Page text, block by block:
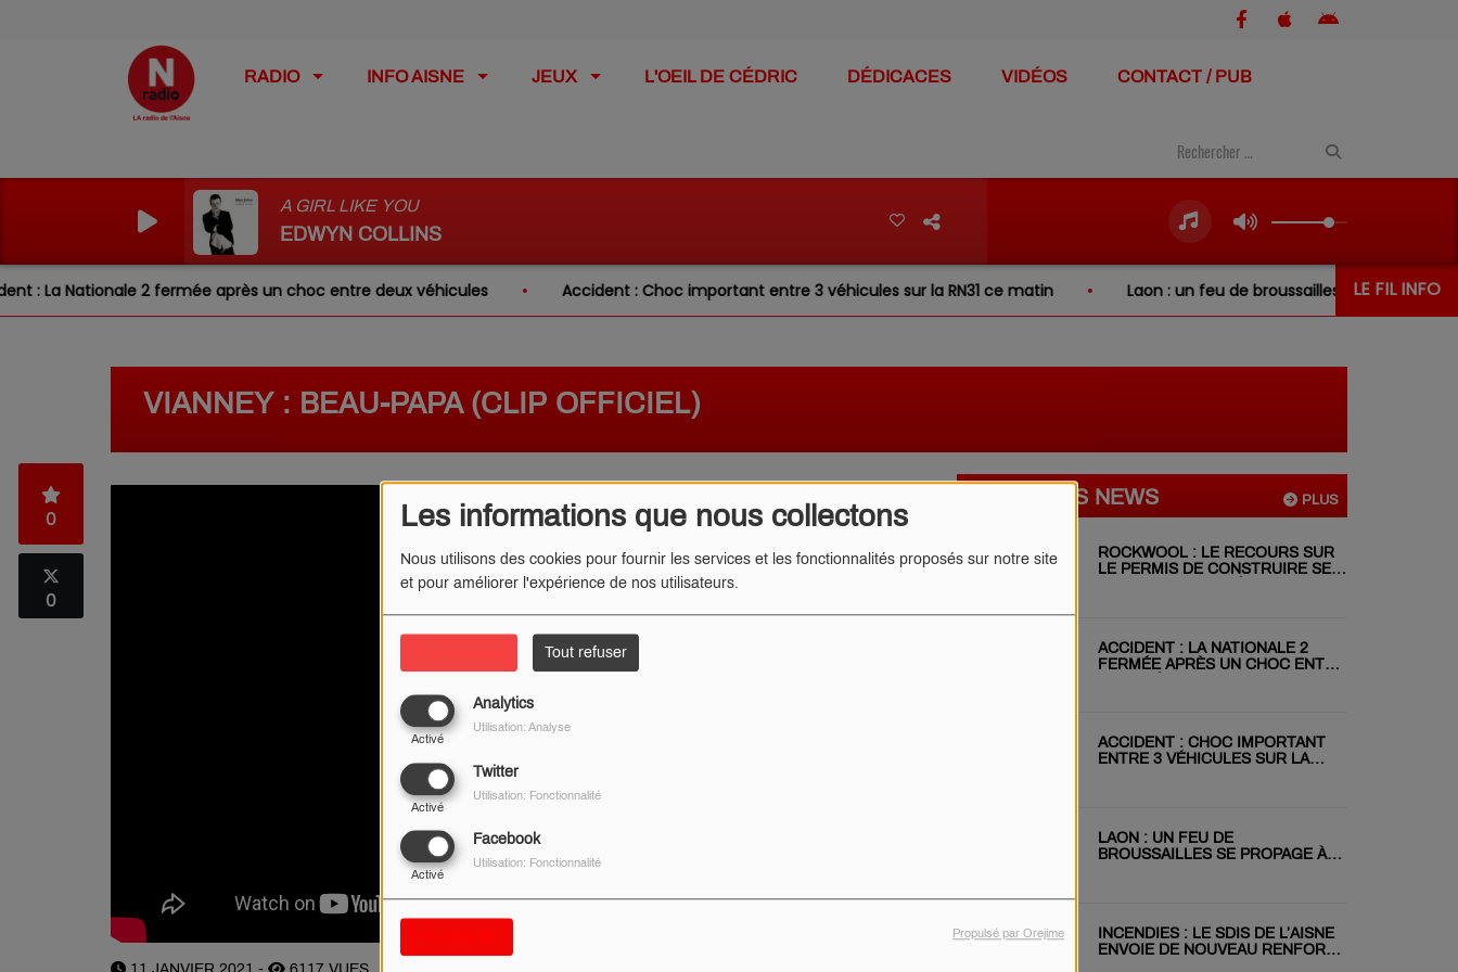
Les informations que nous collectons
Nous utilisons des cookies pour fournir les services et les fonctionnalités proposés sur notre site
et pour améliorer l'expérience de nos utilisateurs.
Tout refuser
Analytics
Activé
Utilisation: Analyse
Twitter
Activé
Utilisation: Fonctionnalité
Facebook
Activé
Utilisation: Fonctionnalité
Propulsé par Orejime
RADIO INFO AISNE JEUX L'OEIL DE CÉDRIC DÉDICACES VIDÉOS CONTACT / PUB
A GIRL LIKE YOU
EDWYN COLLINS
LE FIL INFO
2 fermée après un choc entre deux véhicules Accident : Choc important entre 3 véhicules sur la RN31 ce matin Laon : un feu de broussailles se propage à deux
VIANNEY : BEAU-PAPA (CLIP OFFICIEL)
0
0
PLUS
DERNIÈRES NEWS
ROCKWOOL : LE RECOURS SUR
LE PERMIS DE CONSTRUIRE SE
ACCIDENT : LA NATIONALE 2
FERMÉE APRÈS UN CHOC ENTRE
ACCIDENT : CHOC IMPORTANT
ENTRE 3 VÉHICULES SUR LA
LAON : UN FEU DE
BROUSSAILLES SE PROPAGE À
INCENDIES : LE SDIS DE L’AISNE
ENVOIE DE NOUVEAU RENFORT